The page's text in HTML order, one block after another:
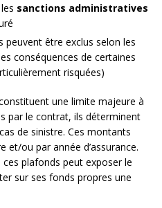
sanctions administratives
peuvent être exclus selon les
conséquences de certaines
risquées)
une limite majeure à
par le contrat, ils déterminent
de sinistre. Ces montants
et/ou par année d’assurance.
plafonds peut exposer le
sur ses fonds propres une